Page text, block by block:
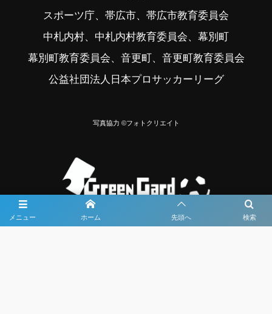
メニュー 検索
ホーム 先頭へ
スポーツ庁、帯広市、帯広市教育委員会
中札内村、中札内村教育委員会、幕別町
幕別町教育委員会、音更町、音更町教育委員会
公益社団法人日本プロサッカーリーグ
写真協力 ©フォトクリエイト